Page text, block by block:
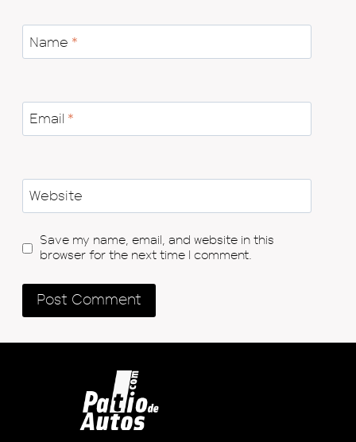
Name *
Email *
Website
Save my name, email, and website in this
browser for the next time I comment.